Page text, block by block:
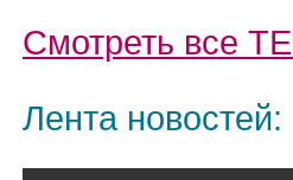
Смотреть все
Лента новостей: